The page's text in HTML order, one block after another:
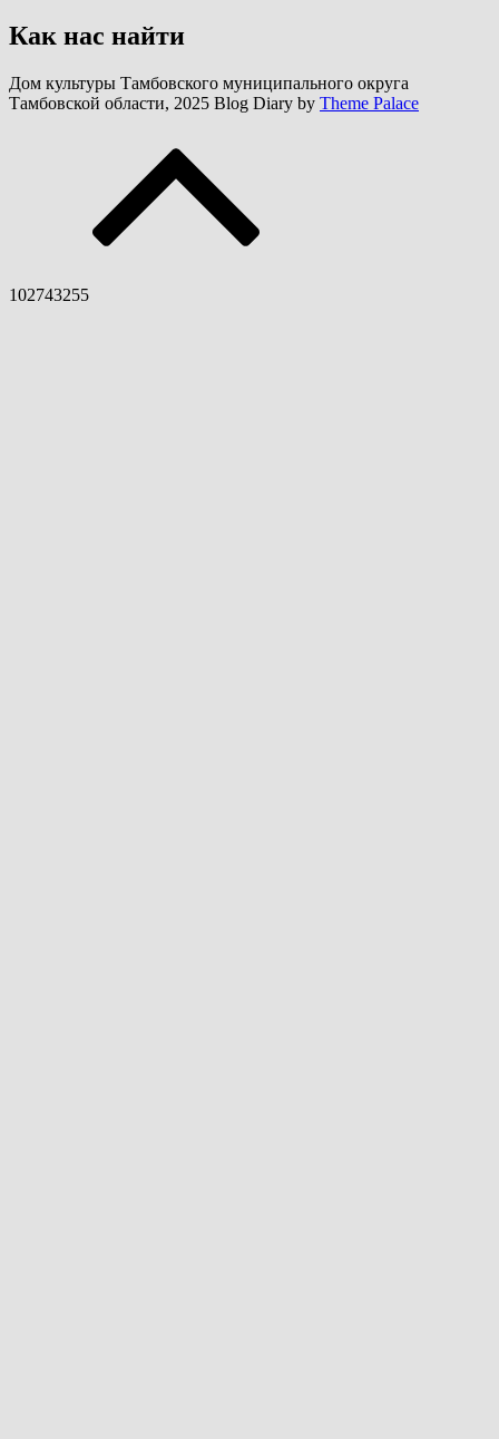
Как нас найти
Дом культуры Тамбовского муниципального округа
Тамбовской области, 2025 Blog Diary by Theme Palace
102743255